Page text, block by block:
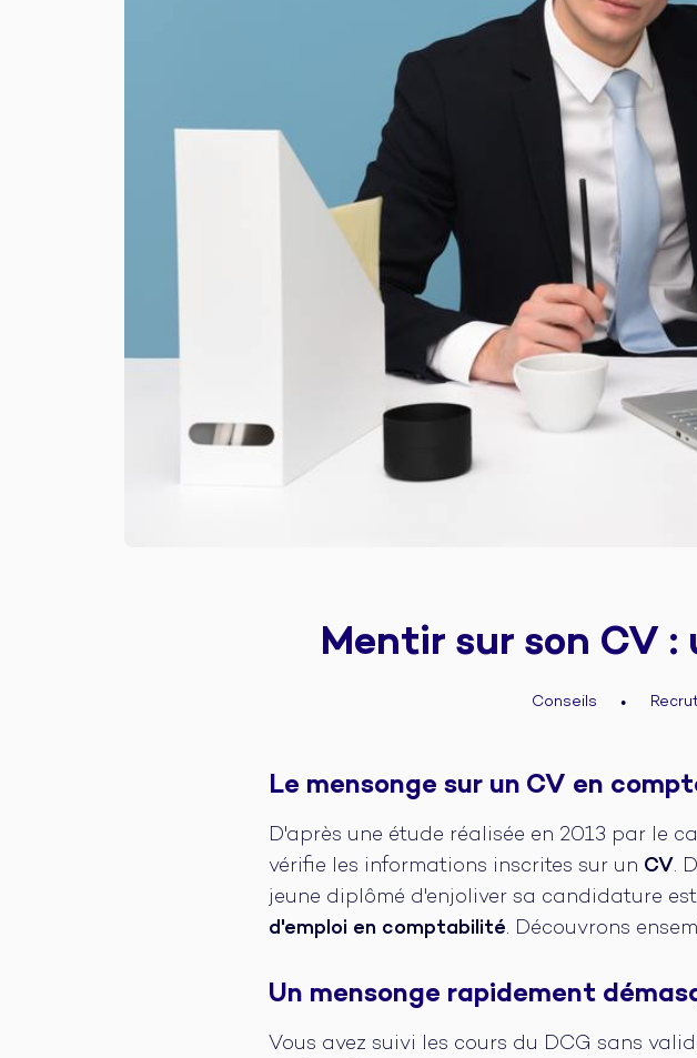
Mentir sur son CV :
Conseils ●
Le mensonge sur un CV en
D'après une étude réalisée en 2013 par le
vérifie les informations inscrites sur un CV.
jeune diplômé d'enjoliver sa candidature
d'emploi en comptabilité. Découvrons
Un mensonge rapidement
Vous avez suivi les cours du DCG sans